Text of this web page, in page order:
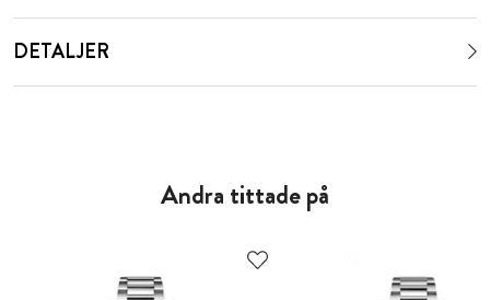
DETALJER
Andra tittade på